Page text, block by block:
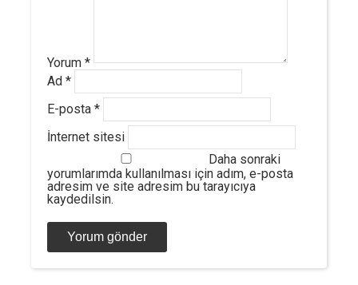
Yorum *
Ad *
E-posta *
İnternet sitesi
Daha sonraki
yorumlarımda kullanılması için adım, e-posta
adresim ve site adresim bu tarayıcıya
kaydedilsin.